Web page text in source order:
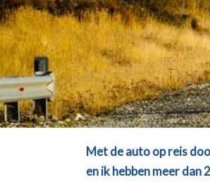
Met de auto op reis
en ik hebben meer